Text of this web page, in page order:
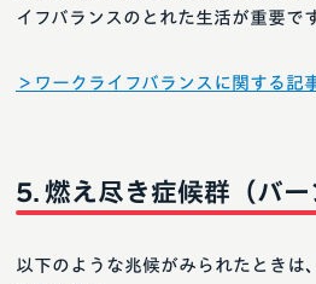
イフバランスのとれた生活が重要です
＞ワークライフバランスに関する記
燃え尽き症候群（バ
以下のような兆候がみられたときは